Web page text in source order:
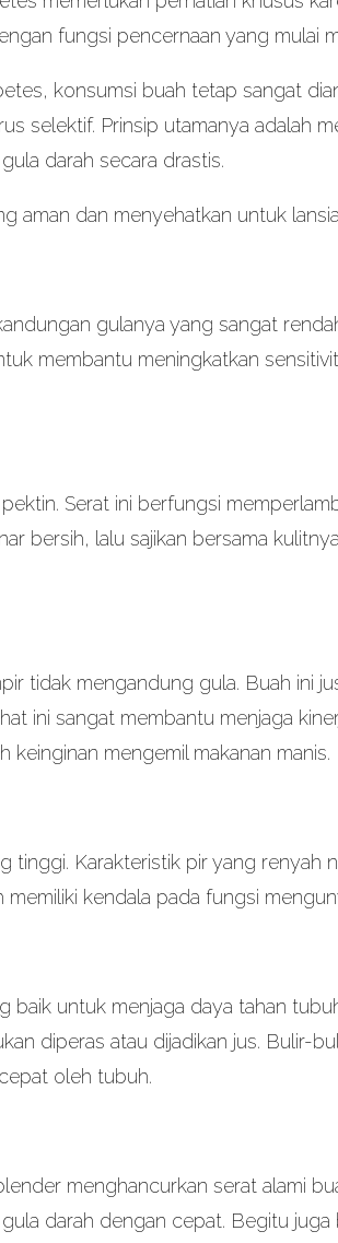
fungsi pencernaan yang mulai
konsumsi buah tetap sangat
selektif. Prinsip utamanya adalah
darah secara drastis.
aman dan menyehatkan untuk
gulanya yang sangat
membantu meningkatkan
Serat ini berfungsi
bersih, lalu sajikan bersama
tidak mengandung gula. Buah ini
ini sangat membantu menjaga
mengemil makanan manis.
tinggi. Karakteristik pir yang renyah
kendala pada fungsi
baik untuk menjaga daya tahan
diperas atau dijadikan jus. Bulir-
oleh tubuh.
menghancurkan serat alami
darah dengan cepat. Begitu